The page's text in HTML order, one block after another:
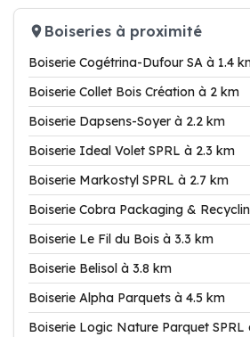
Boiseries à proximité
Boiserie Cogétrina-Dufour SA à 1.4
Boiserie Collet Bois Création à 2 km
Boiserie Dapsens-Soyer à 2.2 km
Boiserie Ideal Volet SPRL à 2.3 km
Boiserie Markostyl SPRL à 2.7 km
Boiserie Cobra Packaging &
Boiserie Le Fil du Bois à 3.3 km
Boiserie Belisol à 3.8 km
Boiserie Alpha Parquets à 4.5 km
Boiserie Logic Nature Parquet SPRL